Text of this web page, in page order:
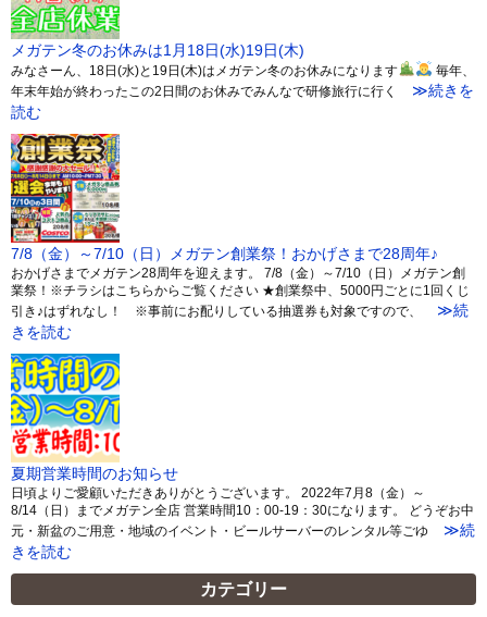
メガテン冬のお休みは1月18日(水)19日(木)
みなさーん、18日(水)と19日(木)はメガテン冬のお休みになります
毎年、
年末年始が終わったこの2日間のお休みでみんなで研修旅行に行く
≫続きを
読む
7/8（金）～7/10（日）メガテン創業祭！おかげさまで28周年♪
おかげさまでメガテン28周年を迎えます。 7/8（金）～7/10（日）メガテン創
業祭！※チラシはこちらからご覧ください ★創業祭中、5000円ごとに1回くじ
引き♪はずれなし！ ※事前にお配りしている抽選券も対象ですので、
≫続
きを読む
夏期営業時間のお知らせ
日頃よりご愛顧いただきありがとうございます。 2022年7月8（金）～
8/14（日）までメガテン全店 営業時間10：00-19：30になります。 どうぞお中
元・新盆のご用意・地域のイベント・ビールサーバーのレンタル等ごゆ
≫続
きを読む
カテゴリー